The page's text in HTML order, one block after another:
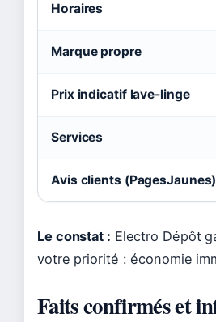
Horaires
Marque propre
Prix indicatif lave‑linge
Services
Avis clients (PagesJaunes)
Le constat : Electro Dépôt
votre priorité : économie
Faits confirmés et